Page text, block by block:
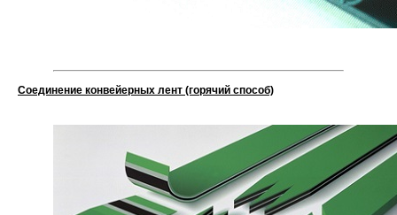
Соединение конвейерных лент (горячий способ)